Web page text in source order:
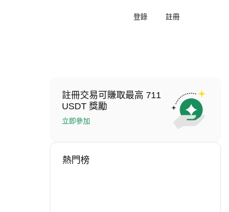
登錄 註冊
註冊交易可賺取最高 711
USDT 獎勵
立即參加
熱門榜